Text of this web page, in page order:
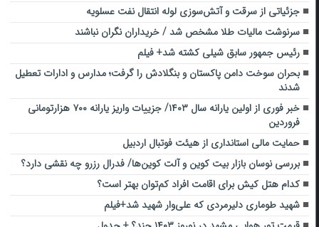
جزئیاتی از سرقت و آتش‌سوزی لوله انتقال نفت عسلویه
سرنوشت مالیات طلا مشخص شد / خریداران نگران نباشند
رئیس جمهور سابق شیلی کشته شد+ فیلم
بحران سوخت دامن پاکستان و بنگلادش را گرفت؛ مدارس و ادارات تعطیل
شدند
خبر فوری از اولین یارانه سال ۱۴۰۳/ جزییات واریز یارانه ۷۰۰ هزارتومانی
فروردین
حمایت مالی استانداری از هیئت فوتبال اردبیل
بررسی نوسان بازار بیت کوین و آلت ‌کوین‌ها/ فدرال رزرو چه نقشی دارد؟
کدام هتل کیش برای اقامت افراد کم‌توان بهتر است؟
شهید طوماری دلیرمردی که علی‌وار شهید شد+فیلم